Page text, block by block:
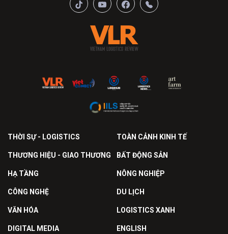
THỜI SỰ - LOGISTICS TOÀN CẢNH KINH TẾ
THƯƠNG HIỆU - GIAO THƯƠNG BẤT ĐỘNG SẢN
HẠ TẦNG NÔNG NGHIỆP
CÔNG NGHỆ DU LỊCH
VĂN HÓA LOGISTICS XANH
DIGITAL MEDIA ENGLISH